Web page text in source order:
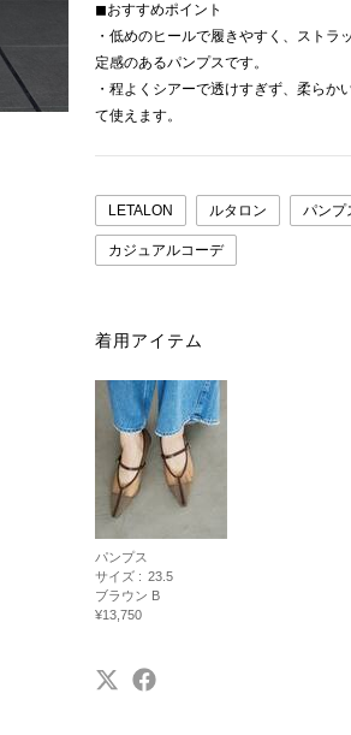
◼︎おすすめポイント
・低めのヒールで履きやすく、スト
定感のあるパンプスです。
・程よくシアーで透けすぎず、柔ら
て使えます。
LETALON ルタロン パンプ
カジュアルコーデ
着用アイテム
パンプス
サイズ : 23.5
ブラウン B
¥13,750